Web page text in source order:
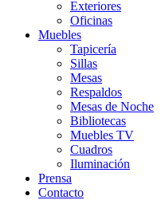
Exteriores
Oficinas
Muebles
Tapicería
Sillas
Mesas
Respaldos
Mesas de Noche
Bibliotecas
Muebles TV
Cuadros
Iluminación
Prensa
Contacto